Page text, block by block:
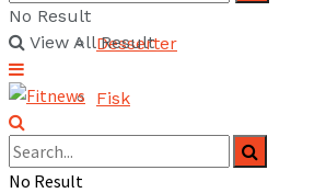
Desserter
Fisk
No Result
View All Result
No Result